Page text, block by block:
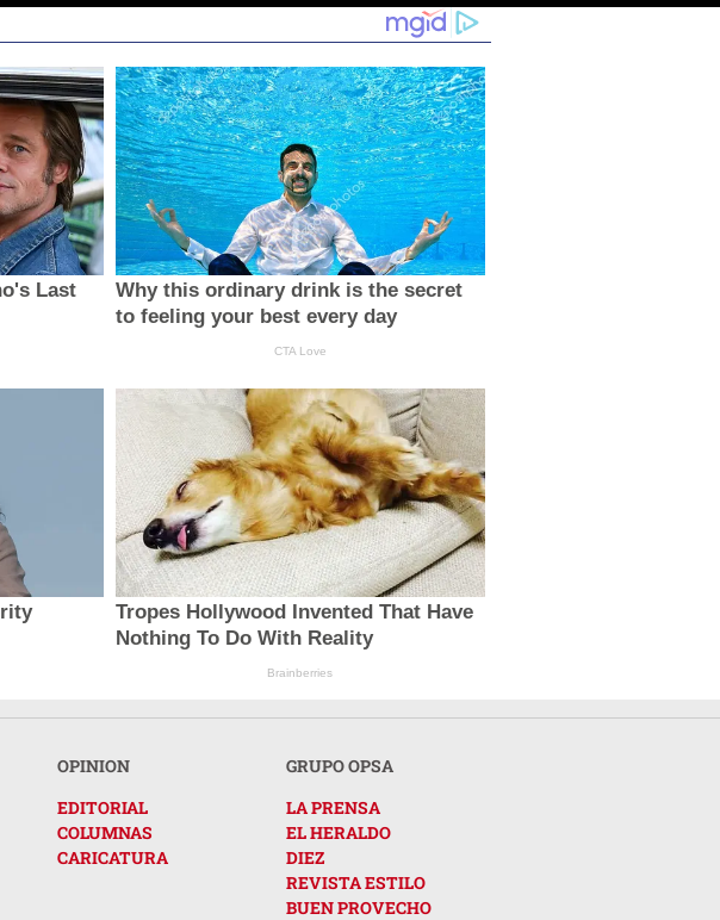
Last
Why this ordinary drink is the secret
to feeling your best every day
CTA Love
Tropes Hollywood Invented That Have
Nothing To Do With Reality
Brainberries
OPINION
EDITORIAL
COLUMNAS
CARICATURA
GRUPO OPSA
LA PRENSA
EL HERALDO
DIEZ
REVISTA ESTILO
BUEN PROVECHO